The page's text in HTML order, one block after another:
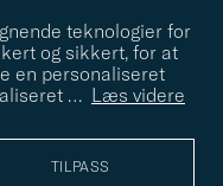
teknologier for
og sikkert, for at
en personaliseret
… Læs videre
TILPASS